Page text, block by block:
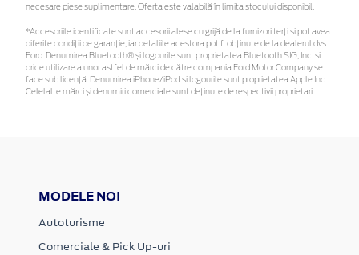
necesare piese suplimentare. Oferta este valabilă în limita stocului disponibil.
*Accesoriile identificate sunt accesorii alese cu grijă de la furnizori terți și pot avea
diferite condiții de garanție, iar detaliile acestora pot fi obținute de la dealerul dvs.
Ford. Denumirea Bluetooth® și logourile sunt proprietatea Bluetooth SIG, Inc. și
orice utilizare a unor astfel de mărci de către compania Ford Motor Company se
face sub licență. Denumirea iPhone/iPod și logourile sunt proprietatea Apple Inc.
Celelalte mărci și denumiri comerciale sunt deținute de respectivii proprietari
MODELE NOI
Autoturisme
Comerciale & Pick Up-uri